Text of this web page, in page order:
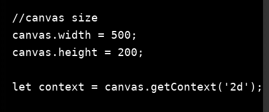
//canvas size
canvas.width = 500;
canvas.height = 200;
let context = canvas.getContext('2d');